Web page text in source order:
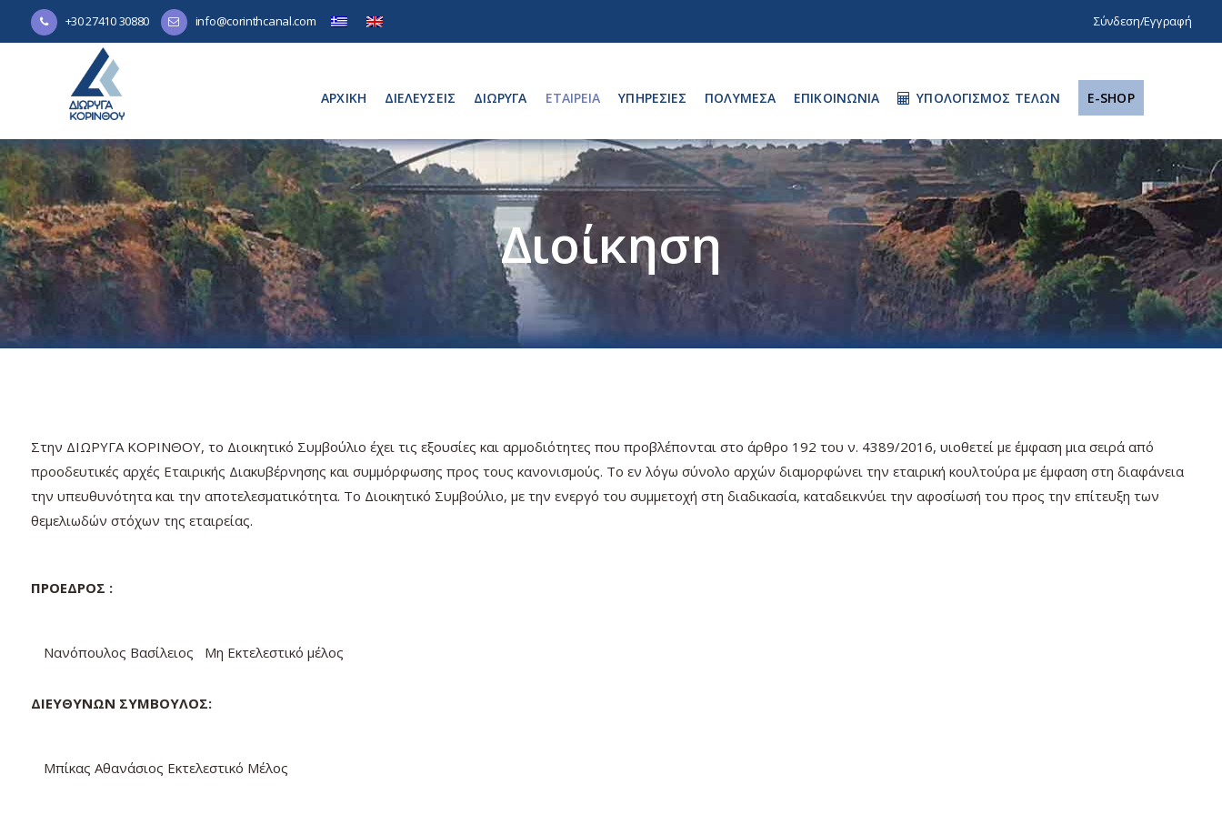
+30 27410 30880 info@corinthcanal.com Σύνδεση/Εγγραφή
ΑΡΧΙΚΗ ΔΙΕΛΕΥΣΕΙΣ ΔΙΩΡΥΓΑ ΕΤΑΙΡΕΙΑ ΥΠΗΡΕΣΊΕΣ ΠΟΛΥΜΕΣΑ ΕΠΙΚΟΙΝΩΝΙΑ ΥΠΟΛΟΓΙΣΜΌΣ ΤΕΛΏΝ E-SHOP
Διοίκηση
Στην ΔΙΩΡΥΓΑ ΚΟΡΙΝΘΟΥ, το Διοικητικό Συμβούλιο έχει τις εξουσίες και αρμοδιότητες που προβλέπονται στο άρθρο 192 του ν. 4389/2016, υιοθετεί με έμφαση μια σειρά από
προοδευτικές αρχές Εταιρικής Διακυβέρνησης και συμμόρφωσης προς τους κανονισμούς. Το εν λόγω σύνολο αρχών διαμορφώνει την εταιρική κουλτούρα με έμφαση στη διαφάνεια
την υπευθυνότητα και την αποτελεσματικότητα. Το Διοικητικό Συμβούλιο, με την ενεργό του συμμετοχή στη διαδικασία, καταδεικνύει την αφοσίωσή του προς την επίτευξη των
θεμελιωδών στόχων της εταιρείας.
ΠΡΟΕΔΡΟΣ :
Νανόπουλος Βασίλειος Μη Εκτελεστικό μέλος
ΔΙΕΥΘΥΝΩΝ ΣΥΜΒΟΥΛΟΣ:
Μπίκας Αθανάσιος Εκτελεστικό Μέλος